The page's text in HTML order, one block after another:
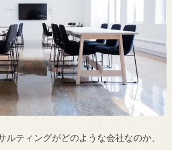
ルティングがどのような会社なのか、